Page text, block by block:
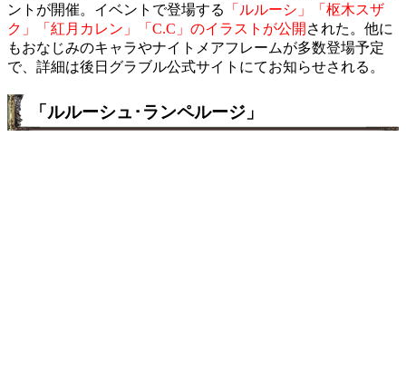
ントが開催。イベントで登場する
「ルルーシ」「枢木スザ
ク」「紅月カレン」「C.C」のイラストが公開 された。他に
もおなじみのキャラやナイトメアフレームが多数登場予定
で、詳細は後日グラブル公式サイトにてお知らせされる。
「ルルーシュ･ランペルージ」